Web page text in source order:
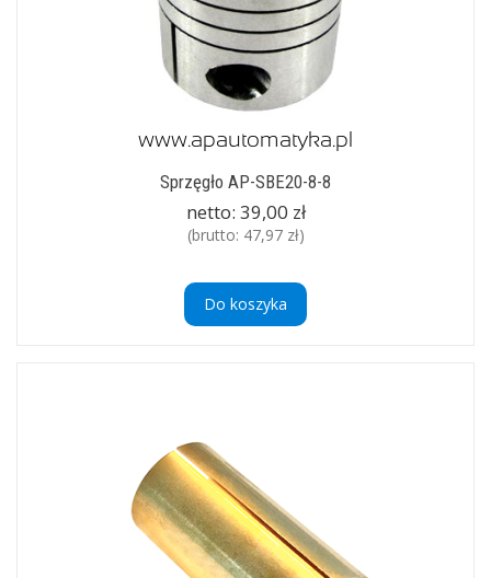
Sprzęgło AP-SBE20-8-8
netto: 39,00 zł
(brutto: 47,97 zł)
Do koszyka